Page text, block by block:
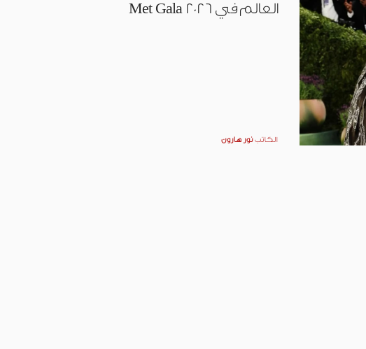
العالم في Met Gala 2026
الكاتب نور هارون